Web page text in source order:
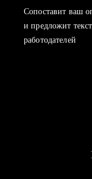
Сопоставит ваш
и предложит
работодателей